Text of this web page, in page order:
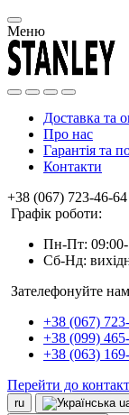
Меню
Доставка та
Про нас
Гарантія та
Контакти
+38 (067) 723-46-64
Графік роботи:
Пн-Пт: 09:00-
Сб-Нд:
Зателефонуйте
+38 (067)
+38 (099)
+38 (063)
Перейти до
ru